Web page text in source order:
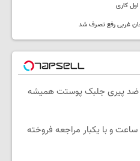
ضد پیری جلبک پوستت همیشه
ساعت و با یکبار مراجعه فروخته